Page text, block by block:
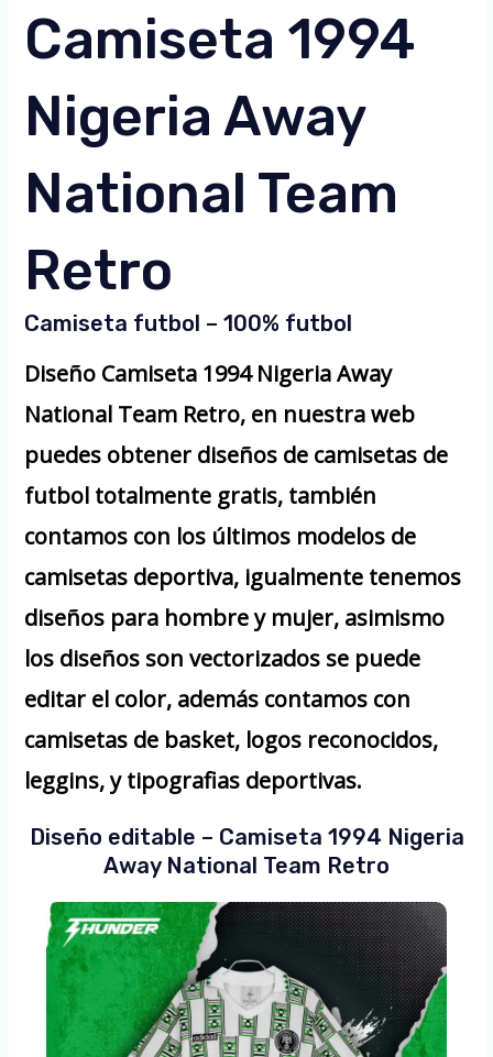
Camiseta 1994
Nigeria Away
National Team
Retro
Camiseta futbol – 100% futbol
Diseño Camiseta 1994 Nigeria Away
National Team Retro, en nuestra web
puedes obtener diseños de camisetas de
futbol totalmente gratis, también
contamos con los últimos modelos de
camisetas deportiva, igualmente tenemos
diseños para hombre y mujer, asimismo
los diseños son vectorizados se puede
editar el color, además contamos con
camisetas de basket, logos reconocidos,
leggins, y tipografias deportivas.
Diseño editable – Camiseta 1994 Nigeria
Away National Team Retro